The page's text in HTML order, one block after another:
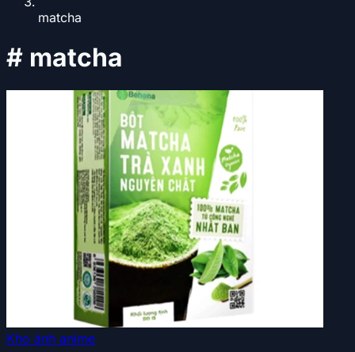
matcha
# matcha
Kho ảnh anime